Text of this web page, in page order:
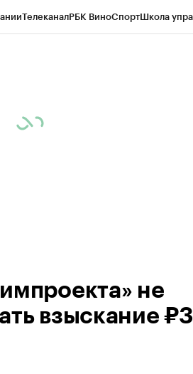
ТелеканалРБК ВиноСпортШкола
не
взыскание